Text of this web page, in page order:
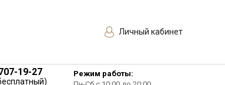
Личный кабинет
19-27
Режим работы: